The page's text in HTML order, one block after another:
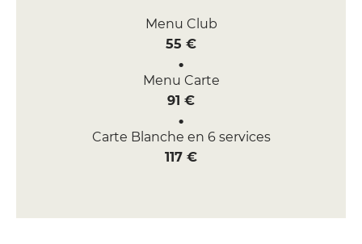
Menu Club
55 €
Menu Carte
91 €
Carte Blanche en 6 services
117 €